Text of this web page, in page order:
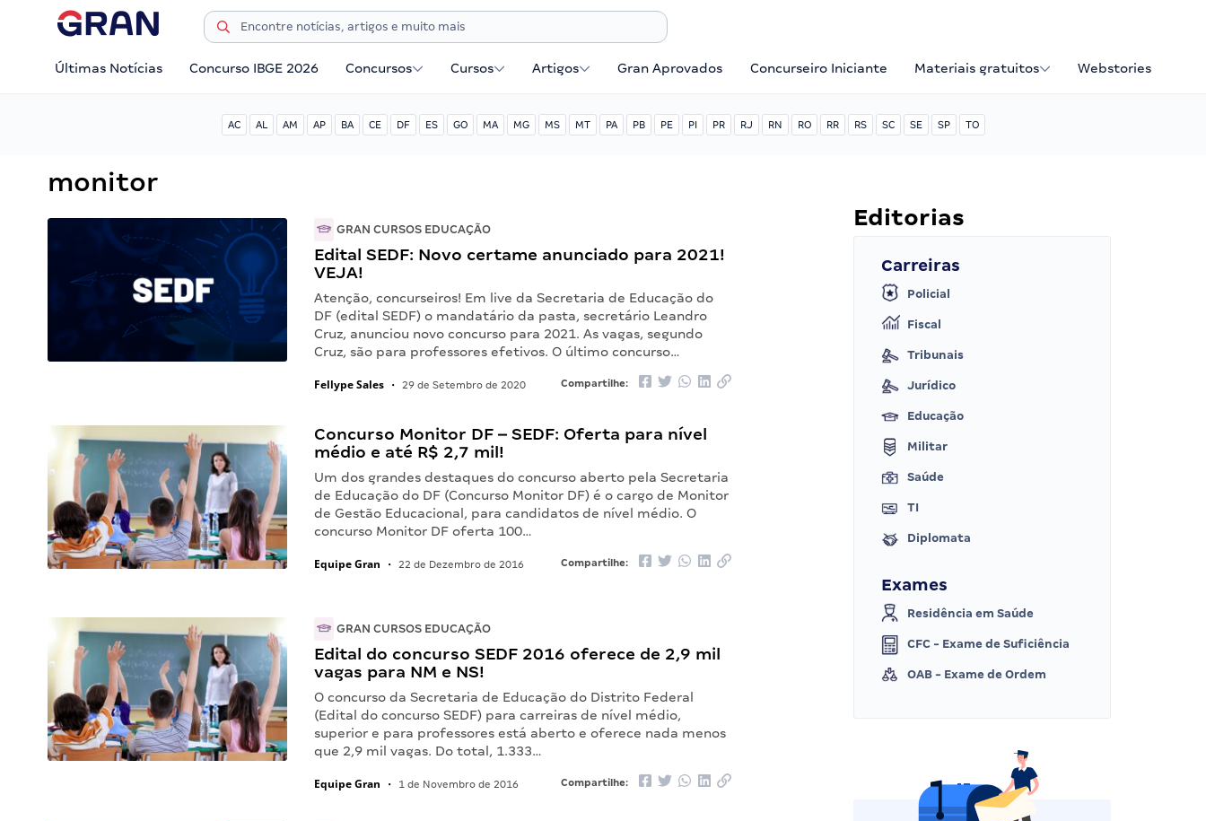
Últimas Notícias Concurso IBGE 2026 Concursos Cursos Artigos Gran Aprovados Concurseiro Iniciante Materiais gratuitos Webstories
AC AL AM AP BA CE DF ES GO MA MG MS MT PA PB PE PI PR RJ RN RO RR RS SC SE SP TO
monitor
GRAN CURSOS EDUCAÇÃO
Edital SEDF: Novo certame anunciado para 2021!
VEJA!
Atenção, concurseiros! Em live da Secretaria de Educação do
DF (edital SEDF) o mandatário da pasta, secretário Leandro
Cruz, anunciou novo concurso para 2021. As vagas, segundo
Cruz, são para professores efetivos. O último concurso…
Fellype Sales • 29 de Setembro de 2020 Compartilhe:
Concurso Monitor DF – SEDF: Oferta para nível
médio e até R$ 2,7 mil!
Um dos grandes destaques do concurso aberto pela Secretaria
de Educação do DF (Concurso Monitor DF) é o cargo de Monitor
de Gestão Educacional, para candidatos de nível médio. O
concurso Monitor DF oferta 100…
Equipe Gran • 22 de Dezembro de 2016 Compartilhe:
GRAN CURSOS EDUCAÇÃO
Edital do concurso SEDF 2016 oferece de 2,9 mil
vagas para NM e NS!
O concurso da Secretaria de Educação do Distrito Federal
(Edital do concurso SEDF) para carreiras de nível médio,
superior e para professores está aberto e oferece nada menos
que 2,9 mil vagas. Do total, 1.333…
Equipe Gran • 1 de Novembro de 2016 Compartilhe:
Editorias
Carreiras
Policial
Fiscal
Tribunais
Jurídico
Educação
Militar
Saúde
TI
Diplomata
Exames
Residência em Saúde
CFC - Exame de Suficiência
OAB - Exame de Ordem